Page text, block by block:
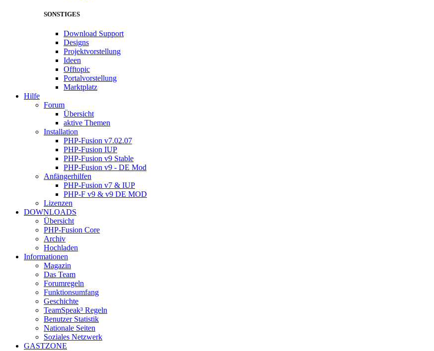
SONSTIGES
Download Support
Designs
Projektvorstellung
Ideen
Offtopic
Portalvorstellung
Marktplatz
Hilfe
Forum
Übersicht
aktive Themen
Installation
PHP-Fusion v7.02.07
PHP-Fusion IUP
PHP-Fusion v9 Stable
PHP-Fusion v9 - DE Mod
Anfängerhilfen
PHP-Fusion v7 & IUP
PHP-F v9 & v9 DE MOD
Lizenzen
DOWNLOADS
Übersicht
PHP-Fusion Core
Archiv
Hochladen
Informationen
Magazin
Das Team
Forumregeln
Funktionsumfang
Geschichte
TeamSpeak³ Regeln
Benutzer Statistik
Nationale Seiten
Soziales Netzwerk
GASTZONE